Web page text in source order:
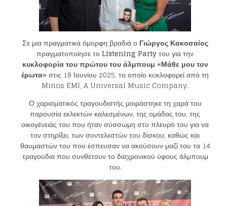
Σε μια πραγματικά όμορφη βραδιά ο Γιώργος Κακοσαίος
πραγματοποίησε το Listening Partyτου για την
κυκλοφορία του πρώτου του άλμπουμ «Μάθε μου τον
έρωτα» στις 18 Ιουνίου 2025, το οποίο κυκλοφορεί από τη
Minos EMI, A Universal Music Company.
Ο χαρισματικός τραγουδιστής μοιράστηκε τη χαρά του
παρουσία εκλεκτών καλεσμένων, της ομάδας του, της
οικογένειάς του που ήταν σύσσωμη στο πλευρό του για να
τον στηρίξει, των συντελεστών του δίσκου, καθώς και
θαυμαστών του που έσπευσαν να ακούσουν μαζί του τα 14
τραγούδια που συνθέτουν το διαχρονικού ύφους άλμπουμ
του.